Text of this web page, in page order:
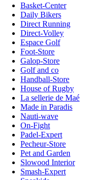
Basket-Center
Daily Bikers
Direct Running
Direct-Volley
Espace Golf
Foot-Store
Galop-Store
Golf and co
Handball-Store
House of Rugby
La sellerie de Maé
Made in Paradis
Nauti-wave
On-Fight
Padel-Expert
Pecheur-Store
Pet and Garden
Slowood Interior
Smash-Expert